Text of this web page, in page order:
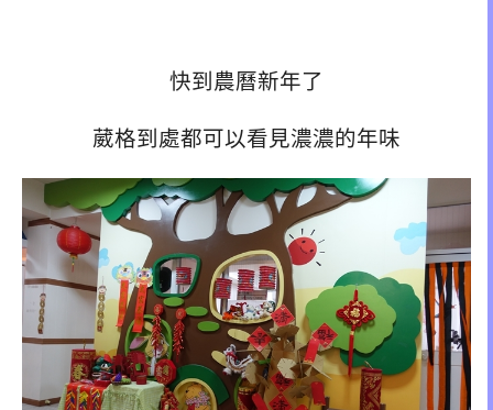
快到農曆新年了
葳格到處都可以看見濃濃的年味